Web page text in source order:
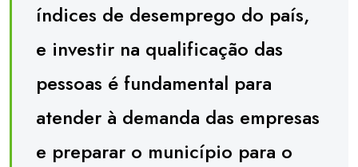
índices de desemprego do país,
e investir na qualificação das
pessoas é fundamental para
atender à demanda das empresas
e preparar o município para o